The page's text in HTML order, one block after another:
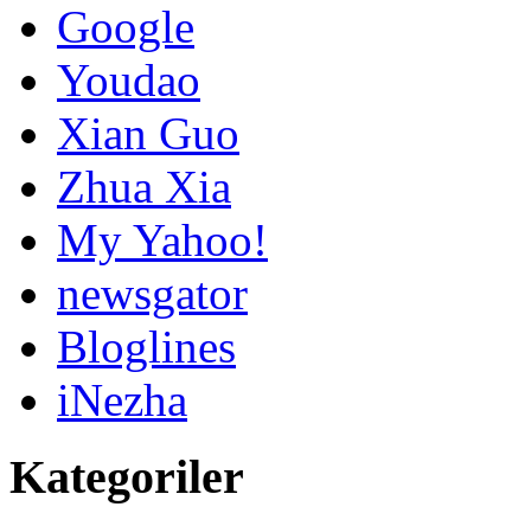
Google
Youdao
Xian Guo
Zhua Xia
My Yahoo!
newsgator
Bloglines
iNezha
Kategoriler